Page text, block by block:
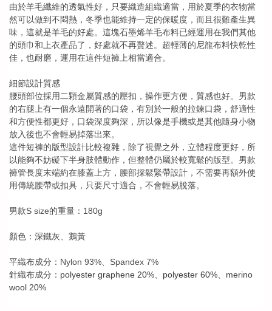
由於羊毛纖維的透氣性好，只要織造組織適當，用於夏季的衣物當
然可以做到不悶熱，冬季也能維持一定的保暖度，而且很難產生異
味，這就是羊毛的好處。這塊石墨烯羊毛布料已經運用在我們其他
的頭巾和上衣產品了，好處就不再贅述。超輕薄的尼龍布料快乾性
佳，也耐磨，運用在這件短褲上相當適合。
細節設計質感
腰頭部位採用二顆金屬質感的壓扣，操作更方便，質感也好。男款
的右腿上有一個永遠開著的口袋，有別於一般的拉鍊口袋，舒適性
和方便性都更好，口袋深度夠深，所以像是手機或是其他隨身小物
放入後也不會輕易掉落出來。
這件短褲的版型設計比較複雜，除了視覺之外，立體程度更好，所
以能夠不妨礙下半身肢體動作，但整體仍屬於較寬鬆的版型。男款
褲管長度末端約在膝蓋上方，腰部採鬆緊帶設計，不需要再額外使
用傳統腰帶或扣具，只要尺寸適合，不會輕易脫落。
男款S size的重量：180g
顏色：深鐵灰、鵝黃
平織布成分：Nylon 93%、Spandex 7%
針織布成分： polyester graphene 20%、 polyester 60%、 merino
wool 20%